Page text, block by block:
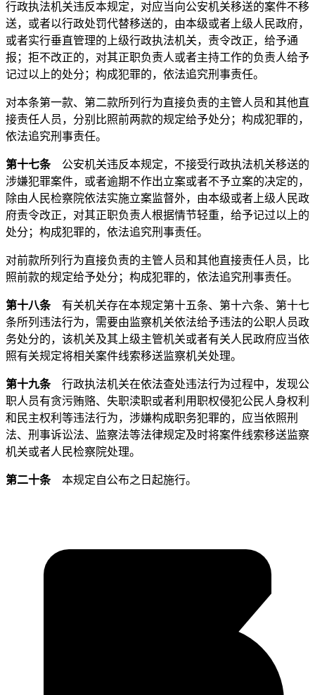
行政执法机关违反本规定，对应当向公安机关移送的案件不移
送，或者以行政处罚代替移送的，由本级或者上级人民政府，
或者实行垂直管理的上级行政执法机关，责令改正，给予通
报；拒不改正的，对其正职负责人或者主持工作的负责人给予
记过以上的处分；构成犯罪的，依法追究刑事责任。
对本条第一款、第二款所列行为直接负责的主管人员和其他直
接责任人员，分别比照前两款的规定给予处分；构成犯罪的，
依法追究刑事责任。
第十七条公安机关违反本规定，不接受行政执法机关移送的
涉嫌犯罪案件，或者逾期不作出立案或者不予立案的决定的，
除由人民检察院依法实施立案监督外，由本级或者上级人民政
府责令改正，对其正职负责人根据情节轻重，给予记过以上的
处分；构成犯罪的，依法追究刑事责任。
对前款所列行为直接负责的主管人员和其他直接责任人员，比
照前款的规定给予处分；构成犯罪的，依法追究刑事责任。
第十八条有关机关存在本规定第十五条、第十六条、第十七
条所列违法行为，需要由监察机关依法给予违法的公职人员政
务处分的，该机关及其上级主管机关或者有关人民政府应当依
照有关规定将相关案件线索移送监察机关处理。
第十九条行政执法机关在依法查处违法行为过程中，发现公
职人员有贪污贿赂、失职渎职或者利用职权侵犯公民人身权利
和民主权利等违法行为，涉嫌构成职务犯罪的，应当依照刑
法、刑事诉讼法、监察法等法律规定及时将案件线索移送监察
机关或者人民检察院处理。
第二十条本规定自公布之日起施行。